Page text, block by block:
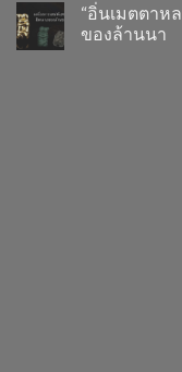
“อิ่นเมตตาห
ของล้านนา